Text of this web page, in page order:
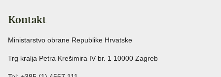
Kontakt
Ministarstvo obrane Republike Hrvatske
Trg kralja Petra Krešimira IV br. 1 10000 Zagreb